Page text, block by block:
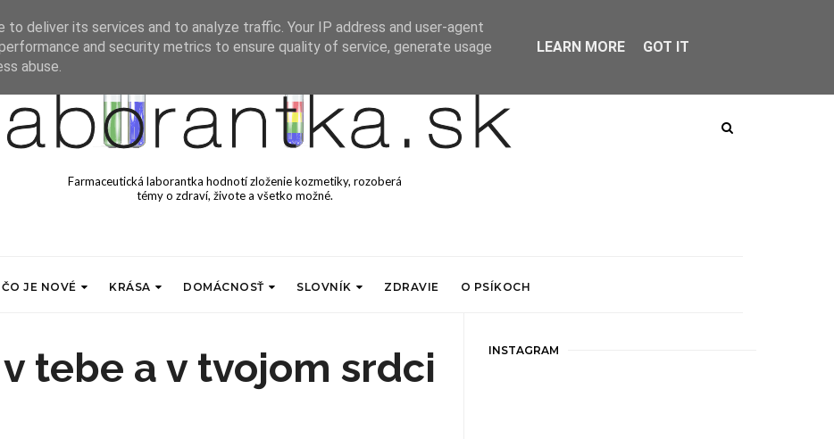
Farmaceutická laborantka hodnotí zloženie kozmetiky, rozoberá
témy o zdraví, živote a všetko možné.
ČO JE NOVÉ KRÁSA DOMÁCNOSŤ SLOVNÍK ZDRAVIE O PSÍKOCH
tebe a v tvojom srdci INSTAGRAM
to deliver its services and to analyze traffic. Your IP address and user-agent
and security metrics to ensure quality of service, generate usage
abuse.
LEARN MORE GOT IT